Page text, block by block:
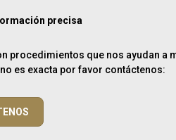
precisa
procedimientos que nos ayudan a
es exacta por favor contáctenos: